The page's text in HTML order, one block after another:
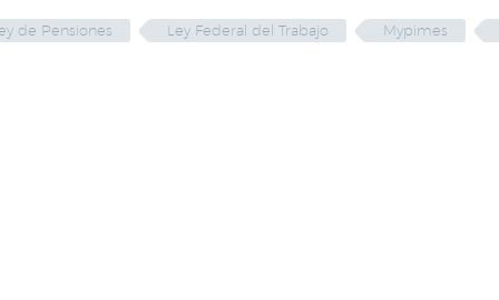
de Pensiones Ley Federal del Trabajo Mypimes